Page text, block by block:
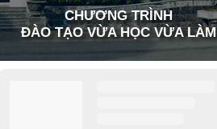
CHƯƠNG TRÌNH
ĐÀO TẠO VỪA HỌC VỪA LÀM